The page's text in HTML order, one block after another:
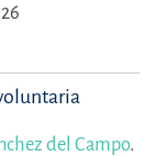
del Campo.